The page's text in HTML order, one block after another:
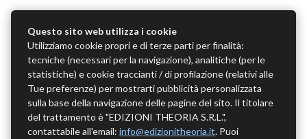
Questo sito web utilizza i cookie
Utilizziamo cookie propri e di terze parti per finalità:
tecniche (necessari per la navigazione), analitiche (per le
statistiche) e cookie traccianti / di profilazione (relativi alle
Tue preferenze) per mostrarti pubblicità personalizzata
sulla base della navigazione delle pagine del sito. Il titolare
del trattamento è "EDIZIONI THEORIA S.R.L.",
contattabile all'email: info@edizionitheoria.it. Puoi